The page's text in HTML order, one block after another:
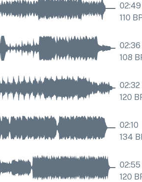
02:49
110
02:36
108
02:32
120
02:10
134
02:55
120